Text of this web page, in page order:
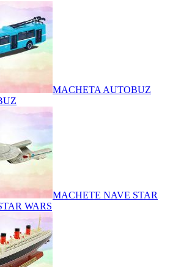
MACHETA AUTOBUZ
MACHETE NAVE STAR
WARS